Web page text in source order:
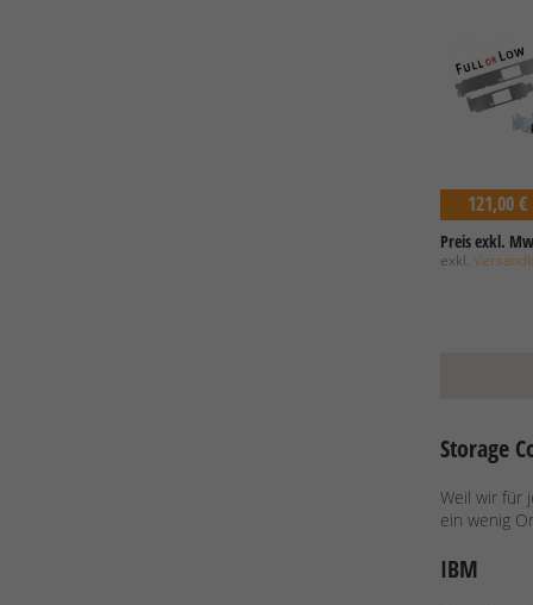
121,00 €
Preis exkl.
exkl.
Storage
Weil wir für
ein wenig
IBM